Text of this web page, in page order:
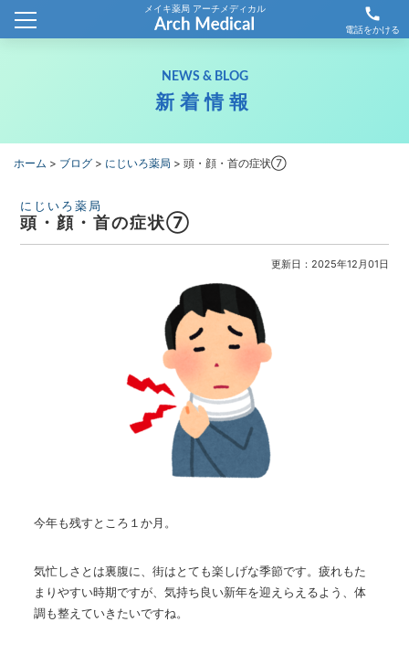
メイキ薬局 アーチメディカル call
電話をかける
ホーム
新着情報
薬局情報
採用情報
お問合せ
NEWS & BLOG
新着情報
ホーム > ブログ > にじいろ薬局 > 頭・顔・首の症状⑦
にじいろ薬局
頭・顔・首の症状⑦
更新日：2025年12月01日
今年も残すところ１か月。
気忙しさとは裏腹に、街はとても楽しげな季節です。疲れもた
まりやすい時期ですが、気持ち良い新年を迎えらえるよう、体
調も整えていきたいですね。